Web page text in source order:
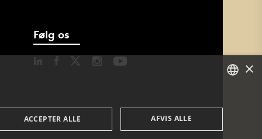
Følg os
DANISH
×
ACCEPTER ALLE AFVIS ALLE